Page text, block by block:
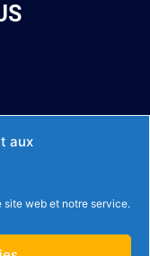
aux
site web et notre service.
confidentialité